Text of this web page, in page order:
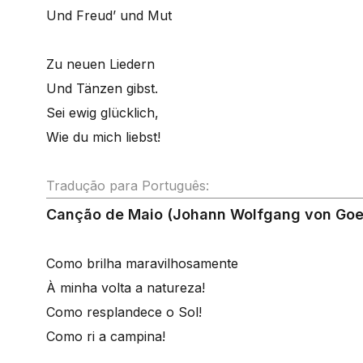
Und Freud’ und Mut
Zu neuen Liedern
Und Tänzen gibst.
Sei ewig glücklich,
Wie du mich liebst!
Tradução para Português:
Canção de Maio (Johann Wolfgang von
Como brilha maravilhosamente
À minha volta a natureza!
Como resplandece o Sol!
Como ri a campina!